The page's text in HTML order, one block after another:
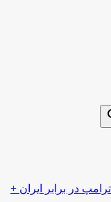
در برابر ایران +